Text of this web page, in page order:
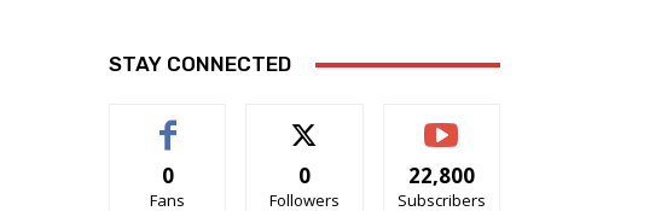
STAY CONNECTED
0
Fans
0
Followers
22,800
Subscribers